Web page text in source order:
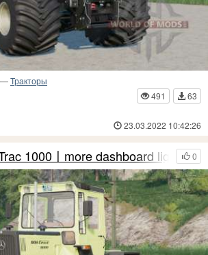
—Тракторы
491
63
23.03.2022 10:42:26
0
1000〡more dashboard lights